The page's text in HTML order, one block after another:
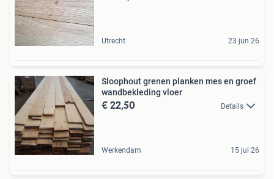
Utrecht 23 jun 26
Sloophout grenen planken mes en groef
wandbekleding vloer
€ 22,50 Details
Werkendam 15 jul 26